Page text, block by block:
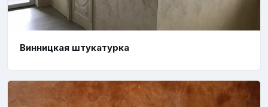
Винницкая штукатурка